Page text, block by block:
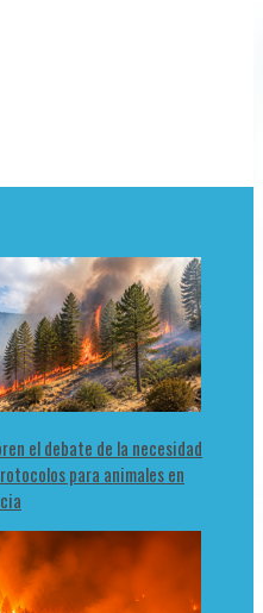
el debate de la necesidad
para animales en